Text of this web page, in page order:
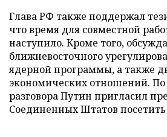
Глава РФ также поддержал
что время для совместной
наступило. Кроме того,
ближневосточного
ядерной программы, а также
экономических отношений.
разговора Путин пригласил
Соединенных Штатов